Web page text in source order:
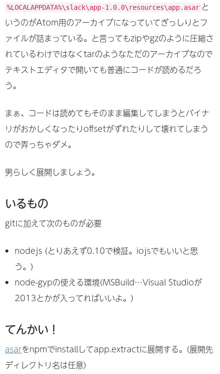
%LOCALAPPDATA%\slack\app-1.0.0\resources\app.asar と
いうのがAtom用のアーカイブになっていてぎっしりとフ
ァイルが詰まっている。と言ってもzipやgzのように圧縮さ
れているわけではなくtarのようなただのアーカイブなので
テキストエディタで開いても普通にコードが読めるだろ
う。
まぁ、コードは読めてもそのまま編集してしまうとバイナ
リがおかしくなったりoffsetがずれたりして壊れてしまう
ので弄っちゃダメ。
男らしく展開しましょう。
いるもの
gitに加えて次のものが必要
nodejs (とりあえず0.10で検証。iojsでもいいと思
う。)
node-gypの使える環境(MSBuild…Visual Studioが
2013とかが入ってればいいよ。)
てんかい！
asarをnpmでinstallしてapp.extractに展開する。(展開先
ディレクトリ名は任意)